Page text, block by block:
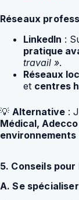
Réseaux
LinkedIn :
pratique
travail ».
Réseaux
et centres
💡 Alternative :
Médical,
environnements
5. Conseils
A. Se